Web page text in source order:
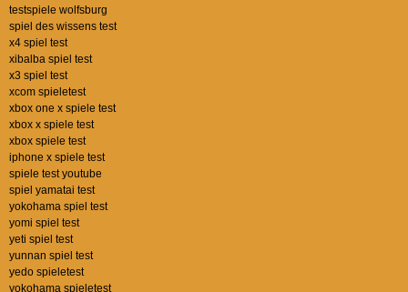
testspiele wolfsburg
spiel des wissens test
x4 spiel test
xibalba spiel test
x3 spiel test
xcom spieletest
xbox one x spiele test
xbox x spiele test
xbox spiele test
iphone x spiele test
spiele test youtube
spiel yamatai test
yokohama spiel test
yomi spiel test
yeti spiel test
yunnan spiel test
yedo spieletest
yokohama spieletest